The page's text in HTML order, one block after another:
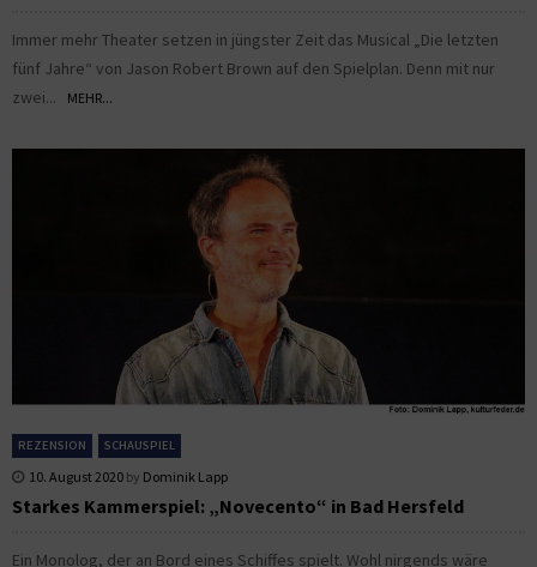
Immer mehr Theater setzen in jüngster Zeit das Musical „Die letzten
fünf Jahre“ von Jason Robert Brown auf den Spielplan. Denn mit nur
zwei...
MEHR...
REZENSION SCHAUSPIEL
10. August 2020 by Dominik Lapp
Starkes Kammerspiel: „Novecento“ in Bad Hersfeld
Ein Monolog, der an Bord eines Schiffes spielt. Wohl nirgends wäre